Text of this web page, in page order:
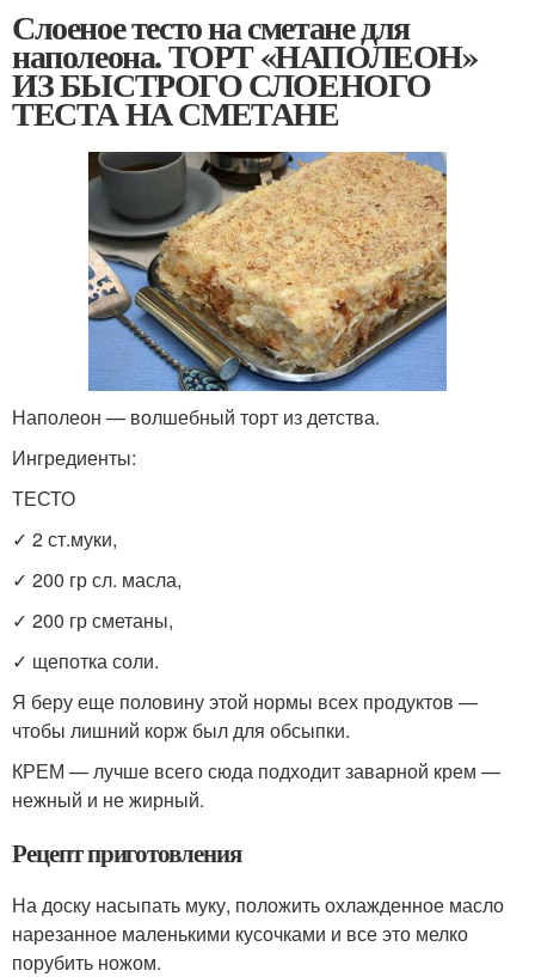
Слоеное тесто на сметане для
наполеона. ТОРТ «НАПОЛЕОН»
ИЗ БЫСТРОГО СЛОЕНОГО
ТЕСТА НА СМЕТАНЕ
Наполеон — волшебный торт из детства.
Ингредиенты:
ТЕСТО
✓ 2 ст.муки,
✓ 200 гр сл. масла,
✓ 200 гр сметаны,
✓ щепотка соли.
Я беру еще половину этой нормы всех продуктов —
чтобы лишний корж был для обсыпки.
КРЕМ — лучше всего сюда подходит заварной крем —
нежный и не жирный.
Рецепт приготовления
На доску насыпать муку, положить охлажденное масло
нарезанное маленькими кусочками и все это мелко
порубить ножом.